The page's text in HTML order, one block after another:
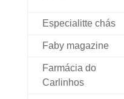
Especialitte chás
Faby magazine
Farmácia do
Carlinhos